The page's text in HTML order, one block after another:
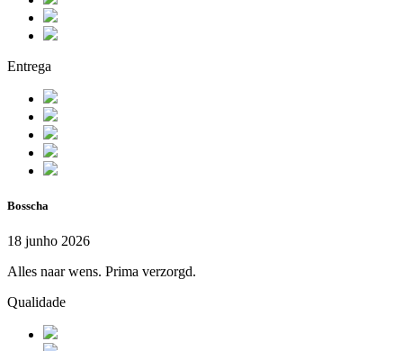
Entrega
Bosscha
18 junho 2026
Alles naar wens. Prima verzorgd.
Qualidade